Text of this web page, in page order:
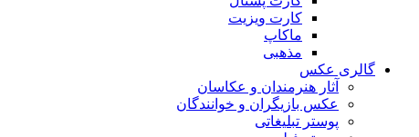
کارت ویزیت
ماکاپ
مذهبی
گالری عکس
آثار هنرمندان و عکاسان
عکس بازیگران و خوانندگان
پوستر تبلیغاتی